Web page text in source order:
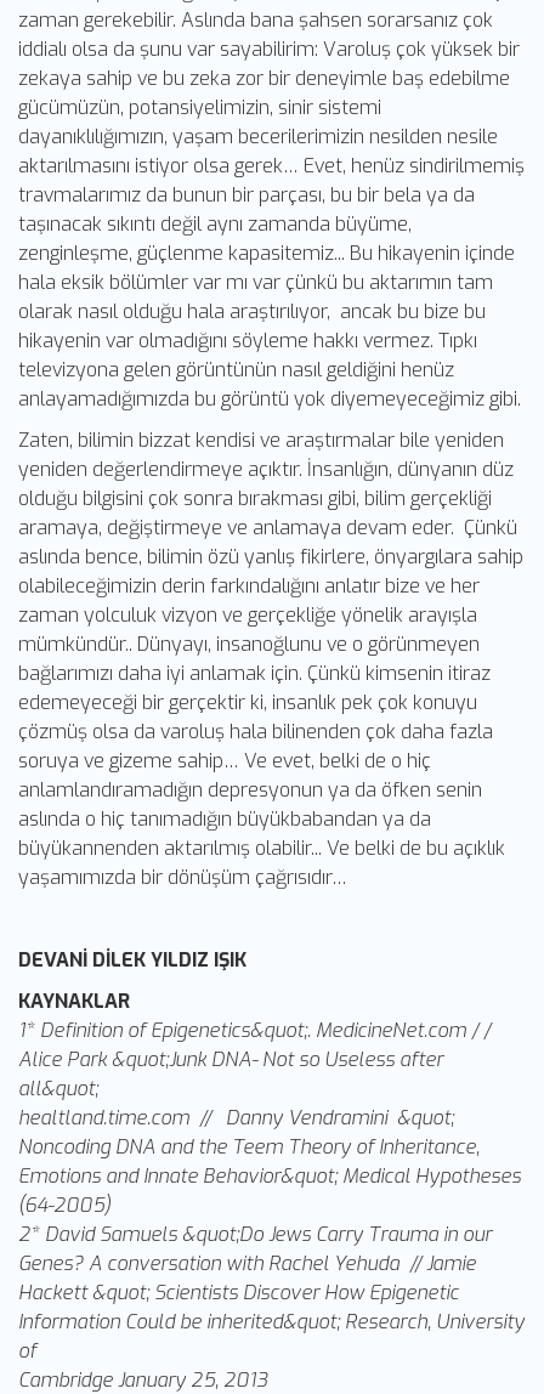
zaman gerekebilir. Aslında bana şahsen sorarsanız çok
iddialı olsa da şunu var sayabilirim: Varoluş çok yüksek bir
zekaya sahip ve bu zeka zor bir deneyimle baş edebilme
gücümüzün, potansiyelimizin, sinir sistemi
dayanıklılığımızın, yaşam becerilerimizin nesilden nesile
aktarılmasını istiyor olsa gerek… Evet, henüz sindirilmemiş
travmalarımız da bunun bir parçası, bu bir bela ya da
taşınacak sıkıntı değil aynı zamanda büyüme,
zenginleşme, güçlenme kapasitemiz... Bu hikayenin içinde
hala eksik bölümler var mı var çünkü bu aktarımın tam
olarak nasıl olduğu hala araştırılıyor, ancak bu bize bu
hikayenin var olmadığını söyleme hakkı vermez. Tıpkı
televizyona gelen görüntünün nasıl geldiğini henüz
anlayamadığımızda bu görüntü yok diyemeyeceğimiz gibi.
Zaten, bilimin bizzat kendisi ve araştırmalar bile yeniden
yeniden değerlendirmeye açıktır. İnsanlığın, dünyanın düz
olduğu bilgisini çok sonra bırakması gibi, bilim gerçekliği
aramaya, değiştirmeye ve anlamaya devam eder. Çünkü
aslında bence, bilimin özü yanlış fikirlere, önyargılara sahip
olabileceğimizin derin farkındalığını anlatır bize ve her
zaman yolculuk vizyon ve gerçekliğe yönelik arayışla
mümkündür.. Dünyayı, insanoğlunu ve o görünmeyen
bağlarımızı daha iyi anlamak için. Çünkü kimsenin itiraz
edemeyeceği bir gerçektir ki, insanlık pek çok konuyu
çözmüş olsa da varoluş hala bilinenden çok daha fazla
soruya ve gizeme sahip… Ve evet, belki de o hiç
anlamlandıramadığın depresyonun ya da öfken senin
aslında o hiç tanımadığın büyükbabandan ya da
büyükannenden aktarılmış olabilir... Ve belki de bu açıklık
yaşamımızda bir dönüşüm çağrısıdır…
DEVANİ DİLEK YILDIZ IŞIK
KAYNAKLAR
1* Definition of Epigenetics&quot;. MedicineNet.com / /
Alice Park &quot;Junk DNA- Not so Useless after
all&quot;
healtland.time.com // Danny Vendramini &quot;
Noncoding DNA and the Teem Theory of Inheritance,
Emotions and Innate Behavior&quot; Medical Hypotheses
(64-2005)
2* David Samuels &quot;Do Jews Carry Trauma in our
Genes? A conversation with Rachel Yehuda // Jamie
Hackett &quot; Scientists Discover How Epigenetic
Information Could be inherited&quot; Research, University
of
Cambridge January 25, 2013